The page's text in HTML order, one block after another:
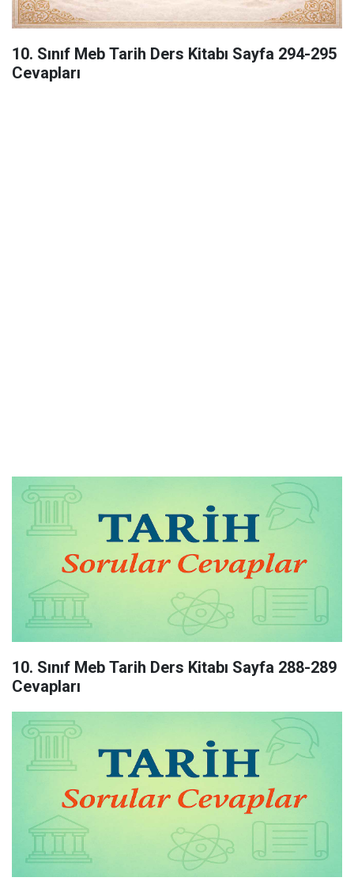
10. Sınıf Meb Tarih Ders Kitabı Sayfa 294-295
Cevapları
10. Sınıf Meb Tarih Ders Kitabı Sayfa 288-289
Cevapları